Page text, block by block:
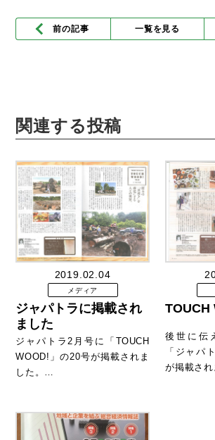
前の記事 一覧を見る
関連する投稿
2019.02.04
メディア
ジャパトラに掲載され
ました
ジャパトラ2月号に「TOUCH
WOOD!」の20号が掲載されま
した。…
後世に伝
「ジャパ
が掲載さ